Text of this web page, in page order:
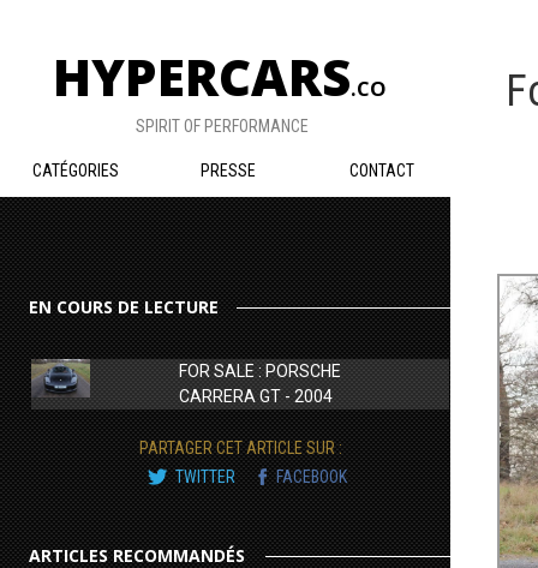
HYPERCARS.CO
SPIRIT OF PERFORMANCE
CATÉGORIES PRESSE CONTACT
EN COURS DE LECTURE
FOR SALE : PORSCHE
CARRERA GT - 2004
PARTAGER CET ARTICLE SUR :
TWITTER
FACEBOOK
ARTICLES RECOMMANDÉS